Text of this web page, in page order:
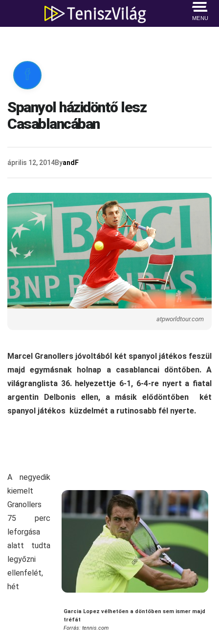
MENU

Spanyol házidöntő lesz
Casablancában
április 12, 2014ByandF
atpworldtour.com
Marcel Granollers jóvoltából két spanyol játékos feszül
majd egymásnak holnap a casablancai döntőben. A
világranglista 36. helyezettje 6-1, 6-4-re nyert a fiatal
argentin Delbonis ellen, a másik elődöntőben két
spanyol játékos küzdelmét a rutinosabb fél nyerte.
Garcia Lopez vélhetően a döntőben sem ismer majd
tréfát
Forrás: tennis.com
A negyedik
kiemelt
Granollers
75 perc
leforgása
alatt tudta
legyőzni
ellenfelét,
hét